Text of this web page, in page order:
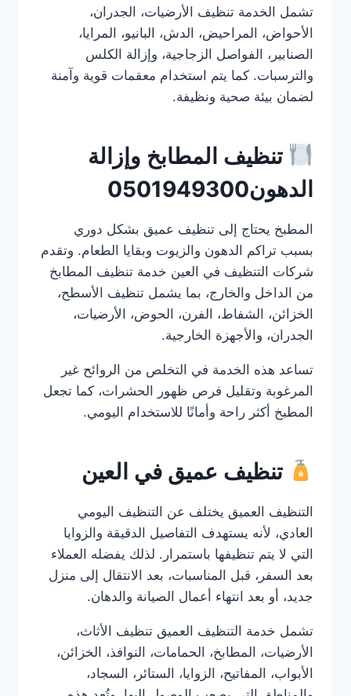
تشمل الخدمة تنظيف الأرضيات، الجدران،
الأحواض، المراحيض، الدش، البانيو، المرايا،
الصنابير، الفواصل الزجاجية، وإزالة الكلس
والترسبات. كما يتم استخدام معقمات قوية وآمنة
لضمان بيئة صحية ونظيفة.
تنظيف المطابخ وإزالة
الدهون0501949300
المطبخ يحتاج إلى تنظيف عميق بشكل دوري
بسبب تراكم الدهون والزيوت وبقايا الطعام. وتقدم
شركات التنظيف في العين خدمة تنظيف المطابخ
من الداخل والخارج، بما يشمل تنظيف الأسطح،
الخزائن، الشفاط، الفرن، الحوض، الأرضيات،
الجدران، والأجهزة الخارجية.
تساعد هذه الخدمة في التخلص من الروائح غير
المرغوبة وتقليل فرص ظهور الحشرات، كما تجعل
المطبخ أكثر راحة وأمانًا للاستخدام اليومي.
تنظيف عميق في العين
التنظيف العميق يختلف عن التنظيف اليومي
العادي، لأنه يستهدف التفاصيل الدقيقة والزوايا
التي لا يتم تنظيفها باستمرار. لذلك يفضله العملاء
بعد السفر، قبل المناسبات، بعد الانتقال إلى منزل
جديد، أو بعد انتهاء أعمال الصيانة والدهان.
تشمل خدمة التنظيف العميق تنظيف الأثاث،
الأرضيات، المطابخ، الحمامات، النوافذ، الخزائن،
الأبواب، المفاتيح، الزوايا، الستائر، السجاد،